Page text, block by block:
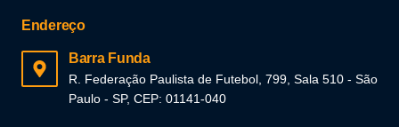
Endereço
Barra Funda
R. Federação Paulista de Futebol, 799, Sala 510 - São
Paulo - SP, CEP: 01141-040